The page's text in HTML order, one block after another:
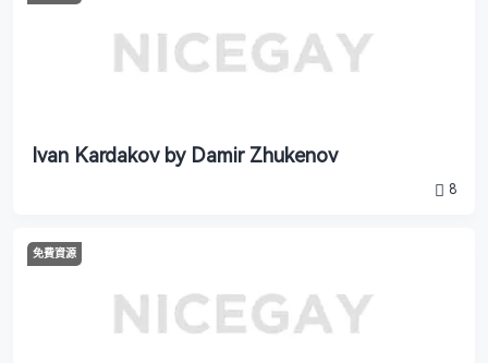
Ivan Kardakov by Damir Zhukenov
8
免費資源